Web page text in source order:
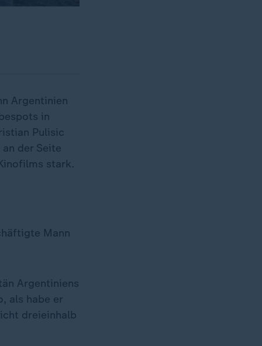
Argentinien
in
Pulisic
der Seite
stark.
Mann
Argentiniens
als habe er
dreieinhalb